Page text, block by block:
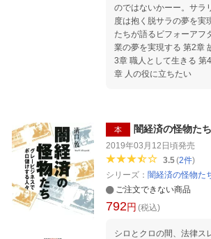
〈ヤクザと五輪〉東京五
びる面々 第4章 〈ヤクザ
禁断の集票マシーン 第5
学教授にはなぜかヤクザ
〈ヤクザと法律〉山口組
いる 第7章 〈ヤクザとメ
絶滅するのか
のではないかーー。サラ
度は抱く脱サラの夢を実
たちが語るビフォーアフターの
業の夢を実現する 第2章 故郷で第二の人生を 第
3章 職人として生きる 第4章 趣味を活かす 第5
章 人の役に立ちたい
本 闇経済の怪物たち
2019年03月12日頃発売
3.5(2件)
シリーズ： 闇経済の怪物た
ご注文できない商品
792円 (税込)
シロとクロの間、法律ス